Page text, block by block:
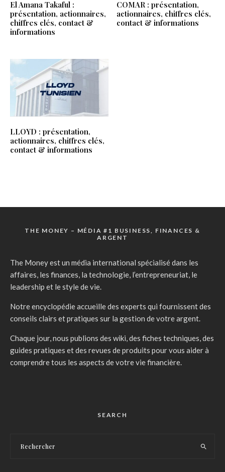
El Amana Takaful :
présentation, actionnaires,
chiffres clés, contact &
informations
COMAR : présentation,
actionnaires, chiffres clés,
contact & informations
LLOYD : présentation,
actionnaires, chiffres clés,
contact & informations
THE MONEY – MÉDIA #1 BUSINESS, FINANCES &
ARGENT
The Money est un média international spécialisé dans les
affaires, les finances, la technologie, l’entrepreneuriat, le
leadership et le style de vie.
Notre encyclopédie accueille des experts qui fournissent des
conseils clairs et pratiques sur la gestion de votre argent.
Chaque jour, nous publions des wiki, des fiches techniques, des
guides pratiques et des revues de produits pour vous aider à
comprendre tous les aspects de votre vie financière.
SEARCH